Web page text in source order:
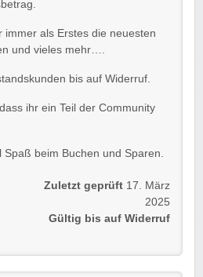
als Erstes die neuesten
und vieles mehr….
bis auf Widerruf.
ihr ein Teil der Community
beim Buchen und Sparen.
Zuletzt geprüft 17. März
2025
Gültig bis auf Widerruf